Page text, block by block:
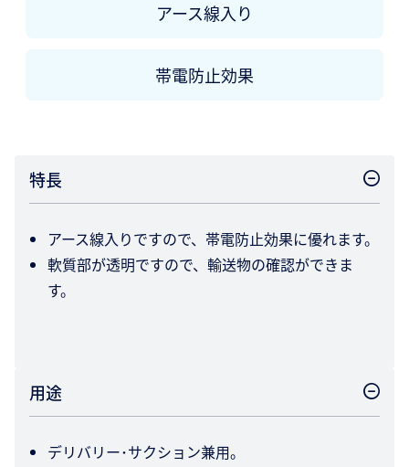
アース線入り
帯電防止効果
特長
アース線入りですので、帯電防止効果に優れます。
軟質部が透明ですので、輸送物の確認ができま
す。
用途
デリバリー･サクション兼用。